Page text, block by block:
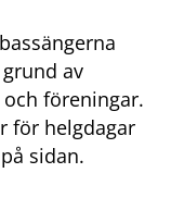
av
föreningar.
för helgdagar
sidan.